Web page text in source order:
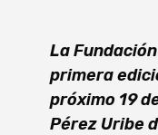
La
primera
próximo 19
Pérez Uribe